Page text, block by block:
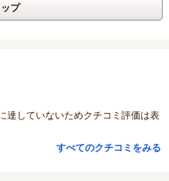
プ
達していないためクチコミ評価は表
すべてのクチコミをみる